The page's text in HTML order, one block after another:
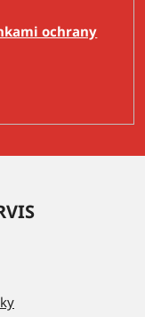
ochrany